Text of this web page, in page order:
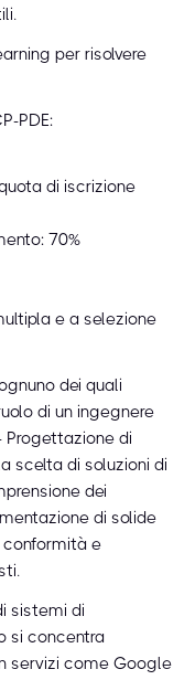
per risolvere
PDE:
di iscrizione
70%
e a selezione
dei quali
di un ingegnere
Progettazione di
scelta di soluzioni di
dei
di solide
conformità e
sistemi di
si concentra
servizi come Google